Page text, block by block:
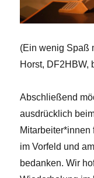
(Ein wenig Spaß
Horst, DF2HBW,
Abschließend
ausdrücklich
Mitarbeiter*innen
im Vorfeld und
bedanken. Wir